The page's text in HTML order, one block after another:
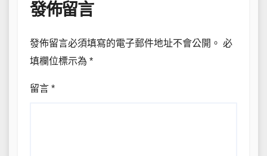
發佈留言
發佈留言必須填寫的電子郵件地址不會公開。 必
填欄位標示為 *
留言 *